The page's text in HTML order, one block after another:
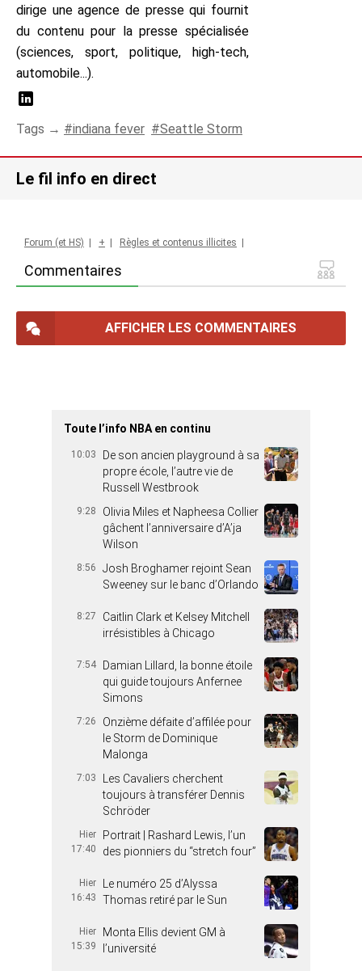
dirige une agence de presse qui fournit
du contenu pour la presse spécialisée
(sciences, sport, politique, high-tech,
automobile...).
Tags → indiana fever Seattle Storm
Le fil info en direct
Commentaires
Forum (et HS) + Règles et contenus illicites
AFFICHER LES COMMENTAIRES
Toute l’info NBA en continu
10:03
De son ancien playground à sa
propre école, l’autre vie de
Russell Westbrook
9:28
Olivia Miles et Napheesa Collier
gâchent l’anniversaire d’A’ja
Wilson
8:56
Josh Broghamer rejoint Sean
Sweeney sur le banc d’Orlando
8:27
Caitlin Clark et Kelsey Mitchell
irrésistibles à Chicago
7:54
Damian Lillard, la bonne étoile
qui guide toujours Anfernee
Simons
7:26
Onzième défaite d’affilée pour
le Storm de Dominique
Malonga
7:03
Les Cavaliers cherchent
toujours à transférer Dennis
Schröder
Hier
17:40
Portrait | Rashard Lewis, l’un
des pionniers du “stretch four”
Hier
16:43
Le numéro 25 d’Alyssa
Thomas retiré par le Sun
Hier
15:39
Monta Ellis devient GM à
l’université